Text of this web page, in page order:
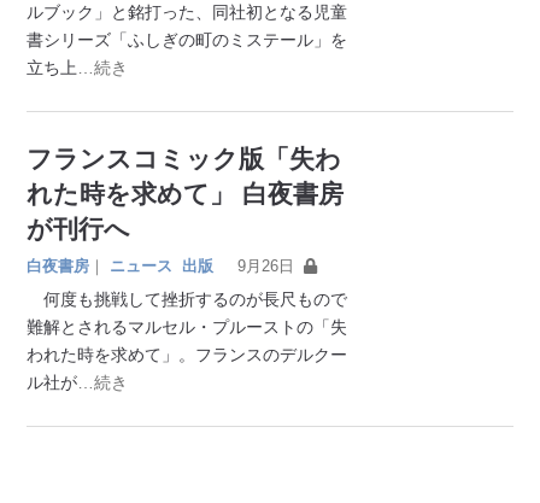
ルブック」と銘打った、同社初となる児童
書シリーズ「ふしぎの町のミステール」を
立ち上
…続き
フランスコミック版「失わ
れた時を求めて」 白夜書房
が刊行へ
白夜書房 ｜ ニュース 出版 9月26日
何度も挑戦して挫折するのが長尺もので
難解とされるマルセル・プルーストの「失
われた時を求めて」。フランスのデルクー
ル社が …続き